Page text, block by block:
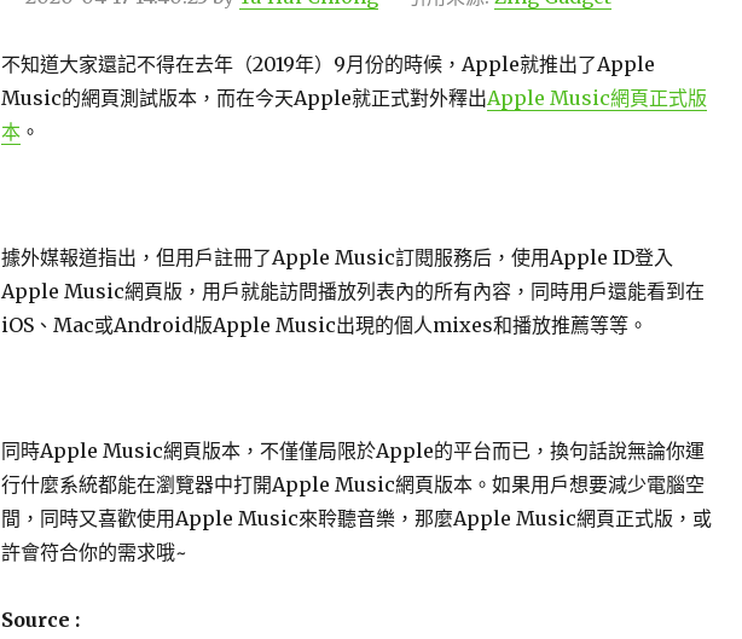
不知道大家還記不得在去年（2019年）9月份的時候，Apple就推出了Apple
Music的網頁測試版本，而在今天Apple就正式對外釋出Apple Music網頁正式版
本。
據外媒報道指出，但用戶註冊了Apple Music訂閱服務后，使用Apple ID登入
Apple Music網頁版，用戶就能訪問播放列表內的所有內容，同時用戶還能看到在
iOS、Mac或Android版Apple Music出現的個人mixes和播放推薦等等。
同時Apple Music網頁版本，不僅僅局限於Apple的平台而已，換句話說無論你運
行什麼系統都能在瀏覽器中打開Apple Music網頁版本。如果用戶想要減少電腦空
間，同時又喜歡使用Apple Music來聆聽音樂，那麼Apple Music網頁正式版，或
許會符合你的需求哦~
Source :